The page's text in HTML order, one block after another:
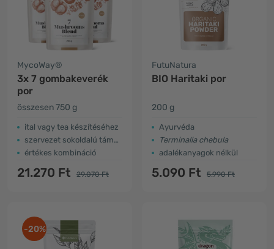
MycoWay®
3x 7 gombakeverék
por
összesen 750 g
ital vagy tea készítéséhez
szervezet sokoldalú támogatása
értékes kombináció
21.270 Ft 29.070 Ft
FutuNatura
BIO Haritaki por
200 g
Ayurvéda
Terminalia chebula
adalékanyagok nélkül
5.090 Ft 5.990 Ft
-20%